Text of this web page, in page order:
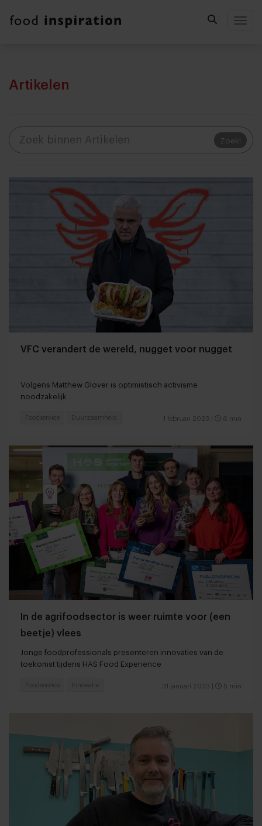
Artikelen
Zoek!
VFC verandert de wereld, nugget voor nugget
Volgens Matthew Glover is optimistisch activisme
noodzakelijk
1 februari 2023 6 min
Foodservice Duurzaamheid
In de agrifoodsector is weer ruimte voor (een
beetje) vlees
Jonge foodprofessionals presenteren innovaties van de
toekomst tijdens HAS Food Experience
31 januari 2023 5 min
Foodservice Innovatie